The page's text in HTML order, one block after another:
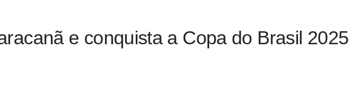
e conquista a Copa do Brasil 2025